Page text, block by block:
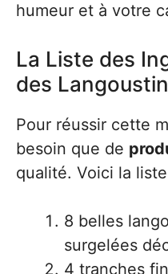
humeur et à votre
La Liste des
des
Pour réussir cette
besoin que de
qualité. Voici la
8 belles
surgelées
4 tranches